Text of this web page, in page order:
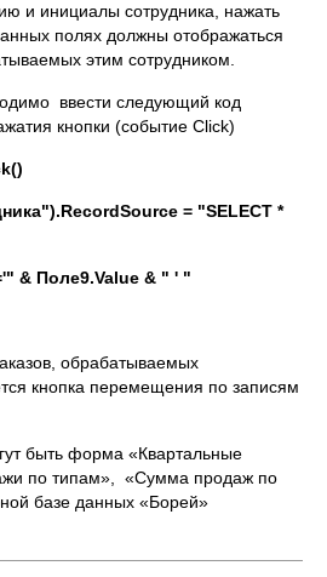
и инициалы сотрудника, нажать
полях должны отображаться
этим сотрудником.
ввести следующий код
кнопки (событие Click)
= "SELECT *
& Поле9.Value & " ' "
обрабатываемых
кнопка перемещения по записям
быть форма «Квартальные
по типам», «Сумма продаж по
базе данных «Борей»